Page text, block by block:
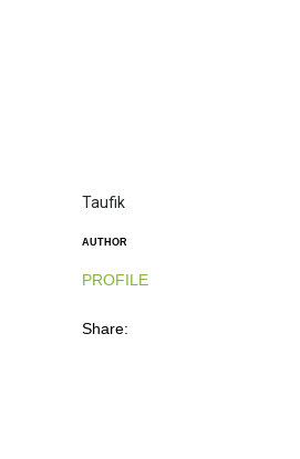
Taufik
AUTHOR
PROFILE
Share: